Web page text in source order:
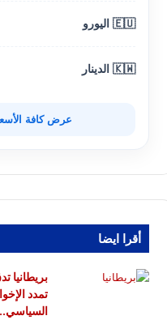
🇪🇺 اليورو
🇰🇼 الدينار
عرض كافة
أقرا ايضا
بريطانيا
تمدد